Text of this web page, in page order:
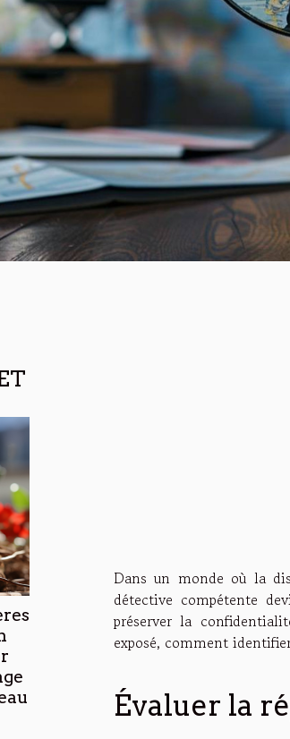
Dans un monde où la
détective compétente
préserver la
exposé, comment
Évaluer la